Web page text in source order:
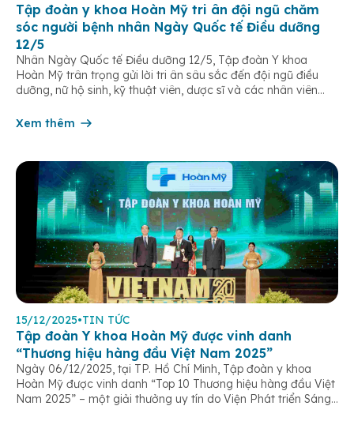
Tập đoàn y khoa Hoàn Mỹ tri ân đội ngũ chăm
sóc người bệnh nhân Ngày Quốc tế Điều dưỡng
12/5
Nhân Ngày Quốc tế Điều dưỡng 12/5, Tập đoàn Y khoa
Hoàn Mỹ trân trọng gửi lời tri ân sâu sắc đến đội ngũ điều
dưỡng, nữ hộ sinh, kỹ thuật viên, dược sĩ và các nhân viên
âm thầm đồng hành trên […]
Xem thêm
15/12/2025•TIN TỨC
Tập đoàn Y khoa Hoàn Mỹ được vinh danh
“Thương hiệu hàng đầu Việt Nam 2025”
Ngày 06/12/2025, tại TP. Hồ Chí Minh, Tập đoàn y khoa
Hoàn Mỹ được vinh danh “Top 10 Thương hiệu hàng đầu Việt
Nam 2025” – một giải thưởng uy tín do Viện Phát triển Sáng